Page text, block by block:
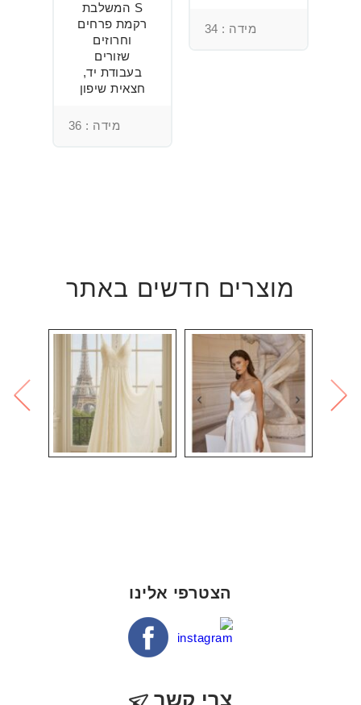
מידה : 34
S המשלבת
רקמת פרחים
וחרוזים
שזורים
בעבודת יד,
חצאית שיפון
מידה : 36
מוצרים חדשים באתר
הצטרפי אלינו
צרי קשר